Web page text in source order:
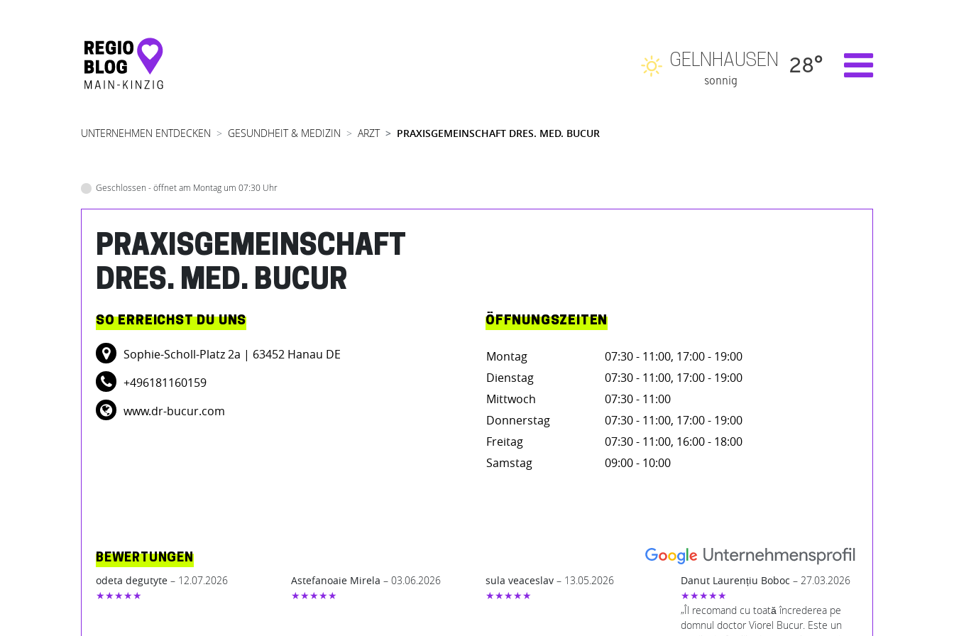
Hauptnavigation
GELNHAUSEN
sonnig
28°
UNTERNEHMEN ENTDECKEN GESUNDHEIT & MEDIZIN ARZT PRAXISGEMEINSCHAFT DRES. MED. BUCUR
Geschlossen - öffnet am Montag um 07:30 Uhr
PRAXISGEMEINSCHAFT
DRES. MED. BUCUR
SO ERREICHST DU UNS
Sophie-Scholl-Platz 2a | 63452 Hanau DE
+496181160159
www.dr-bucur.com
ÖFFNUNGSZEITEN
Montag
07:30 - 11:00, 17:00 - 19:00
Dienstag
07:30 - 11:00, 17:00 - 19:00
Mittwoch
07:30 - 11:00
Donnerstag
07:30 - 11:00, 17:00 - 19:00
Freitag
07:30 - 11:00, 16:00 - 18:00
Samstag
09:00 - 10:00
BEWERTUNGEN
odeta degutyte – 12.07.2026
★★★★★
Astefanoaie Mirela – 03.06.2026
★★★★★
sula veaceslav – 13.05.2026
★★★★★
Danut Laurențiu Boboc – 27.03.2026
★★★★★
„Îl recomand cu toată încrederea pe
domnul doctor Viorel Bucur. Este un